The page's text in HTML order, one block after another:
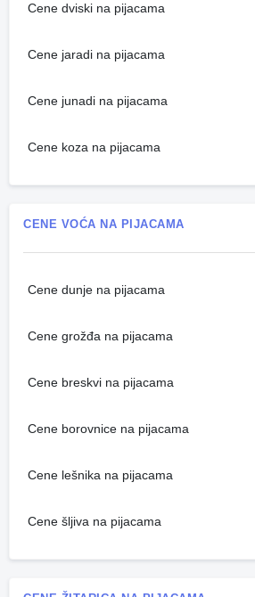
Cene dviski na pijacama
Cene jaradi na pijacama
Cene junadi na pijacama
Cene koza na pijacama
CENE VOĆA NA PIJACAMA
Cene dunje na pijacama
Cene grožđa na pijacama
Cene breskvi na pijacama
Cene borovnice na pijacama
Cene lešnika na pijacama
Cene šljiva na pijacama